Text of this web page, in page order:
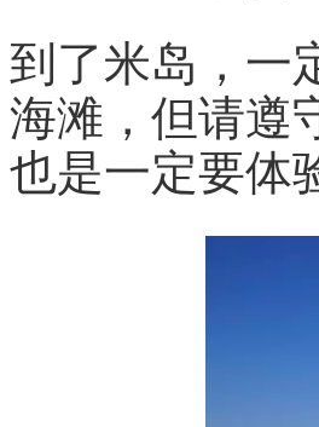
到了米岛，一
海滩，但请遵
也是一定要体